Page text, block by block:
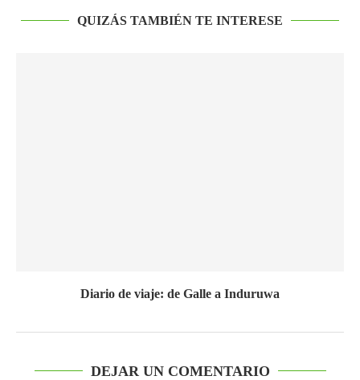
QUIZÁS TAMBIÉN TE INTERESE
Diario de viaje: de Galle a Induruwa
DEJAR UN COMENTARIO